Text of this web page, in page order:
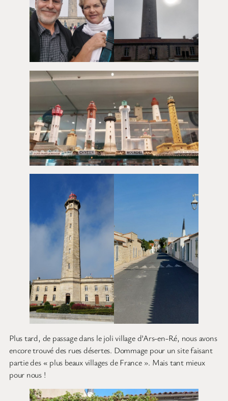
Plus tard, de passage dans le joli village d’Ars-en-Ré, nous avons
encore trouvé des rues désertes. Dommage pour un site faisant
partie des « plus beaux villages de France ». Mais tant mieux
pour nous !